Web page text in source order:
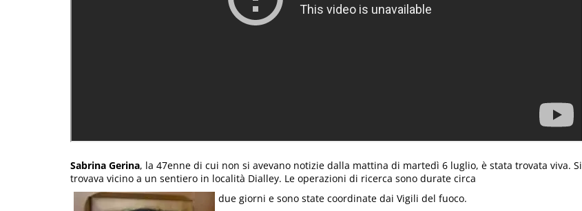
Sabrina Gerina, la 47enne di cui non si avevano notizie dalla mattina di martedì 6 luglio, è stata trovata viva. Si
trovava vicino a un sentiero in località Dialley. Le operazioni di ricerca sono durate circa
due giorni e sono state coordinate dai Vigili del fuoco.